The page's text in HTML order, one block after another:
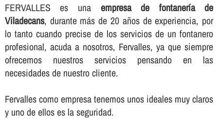
FERVALLES es una empresa de fontanerí­a de
Viladecans, durante más de 20 años de experiencia, por
lo tanto cuando precise de los servicios de un fontanero
profesional, acuda a nosotros, Fervalles, ya que siempre
ofrecemos nuestros servicios pensando en las
necesidades de nuestro cliente.
Fervalles como empresa tenemos unos ideales muy claros
y uno de ellos es la seguridad.